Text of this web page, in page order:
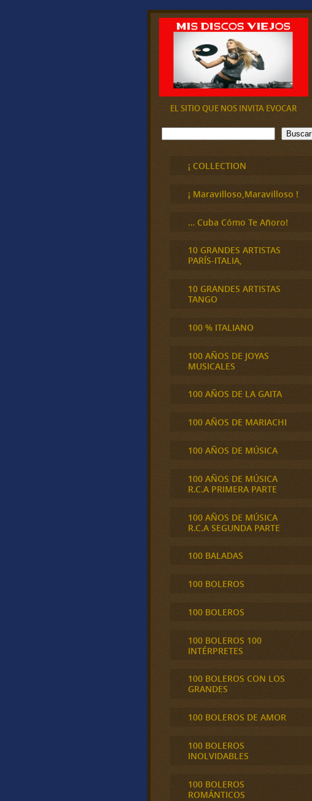
EL SITIO QUE NOS INVITA EVOCAR
B
u
Buscar
¡ COLLECTION
¡ Maravilloso,Maravilloso !
… Cuba Cómo Te Añoro!
10 GRANDES ARTISTAS
PARÍS-ITALIA,
10 GRANDES ARTISTAS
TANGO
100 % ITALIANO
100 AÑOS DE JOYAS
MUSICALES
100 AÑOS DE LA GAITA
100 AÑOS DE MARIACHI
100 AÑOS DE MÚSICA
100 AÑOS DE MÚSICA
R.C.A PRIMERA PARTE
100 AÑOS DE MÚSICA
R.C.A SEGUNDA PARTE
100 BALADAS
100 BOLEROS
100 BOLEROS
100 BOLEROS 100
INTÉRPRETES
100 BOLEROS CON LOS
GRANDES
100 BOLEROS DE AMOR
100 BOLEROS
INOLVIDABLES
100 BOLEROS
ROMÁNTICOS